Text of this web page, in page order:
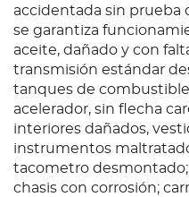
accidentada sin prueba
se garantiza
aceite, dañado y con
transmisión estándar
tanques de combustible
acelerador, sin flecha
interiores dañados,
instrumentos
tacometro
chasis con corrosión;